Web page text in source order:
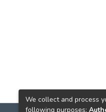
We collect and process
following purposes: